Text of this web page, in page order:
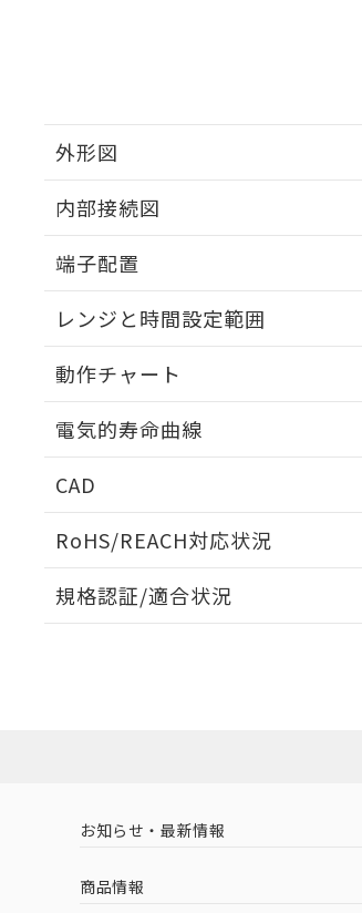
外形図
内部接続図
端子配置
レンジと時間設定範囲
動作チャート
電気的寿命曲線
CAD
RoHS/REACH対応状況
EU RoHS 注意事項・凡例
中国 RoHS 注意事項・凡例
規格認証/適合状況
（イギリス
（ノルウェー
お知らせ・最新情報
商品情報